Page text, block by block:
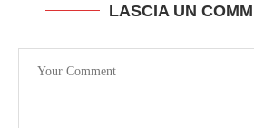
LASCIA UN